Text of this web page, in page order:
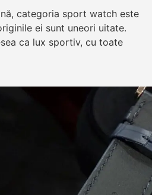
categoria sport watch este
ei sunt uneori uitate.
ca lux sportiv, cu toate